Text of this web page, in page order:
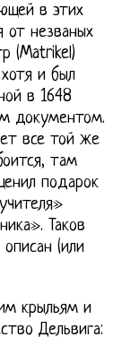
в этих
от незваных
(Matrikel)
и был
в 1648
документом.
все той же
там
подарок
Таков
(или
крыльям и
Дельвига: